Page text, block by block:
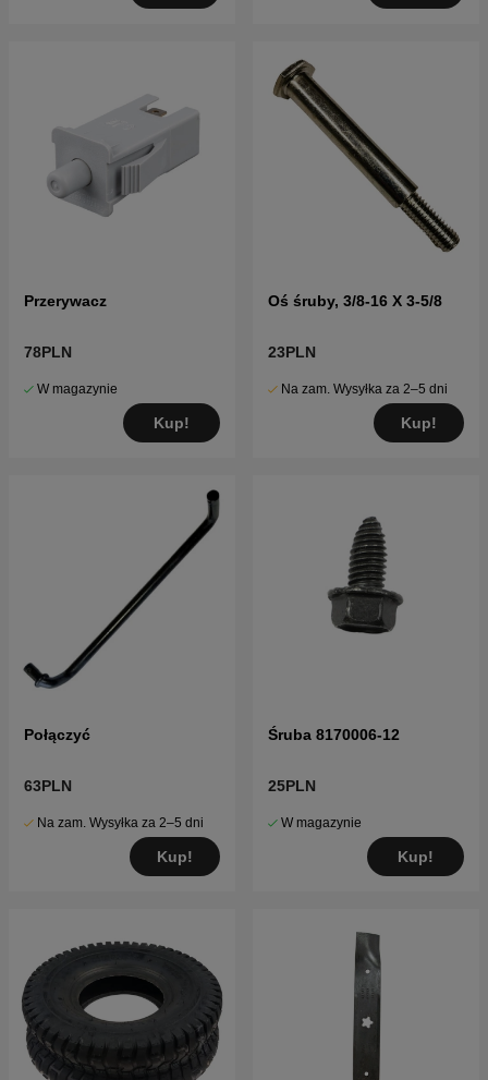
Przerywacz
78PLN
W magazynie
Kup!
Oś śruby, 3/8-16 X 3-5/8
23PLN
Na zam. Wysyłka za 2–5 dni
Kup!
Połączyć
63PLN
Na zam. Wysyłka za 2–5 dni
Kup!
Śruba 8170006-12
25PLN
W magazynie
Kup!